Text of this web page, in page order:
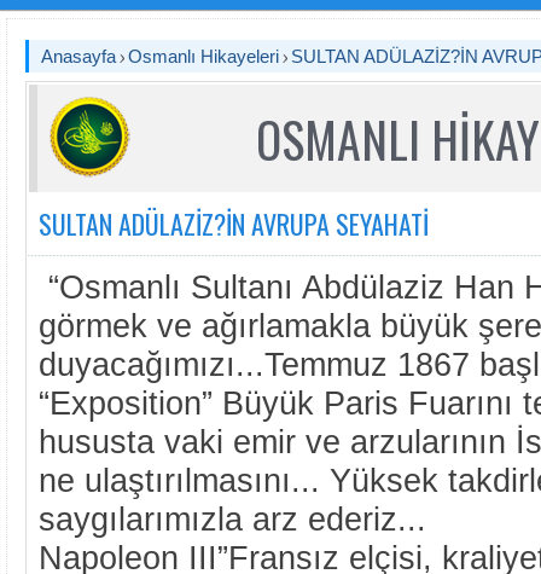
Anasayfa Osmanlı Hikayeleri SULTAN ADÜLAZİZ?İN
OSMANLI
SULTAN ADÜLAZİZ?İN AVRUPA SEYAHATİ
“Osmanlı Sultanı Abdülaziz Han
görmek ve ağırlamakla büyük
duyacağımızı...Temmuz 1867
“Exposition” Büyük Paris Fuarını
hususta vaki emir ve arzularının
ne ulaştırılmasını... Yüksek
saygılarımızla arz ederiz...
Napoleon III”Fransız elçisi,